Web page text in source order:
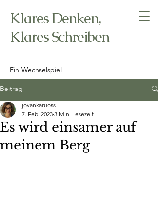
Klares Denken,
Klares Schreiben
Ein Wechselspiel
Beitrag
Es wird einsamer auf
meinem Berg
jovankaruoss
7. Feb. 2023 3 Min. Lesezeit